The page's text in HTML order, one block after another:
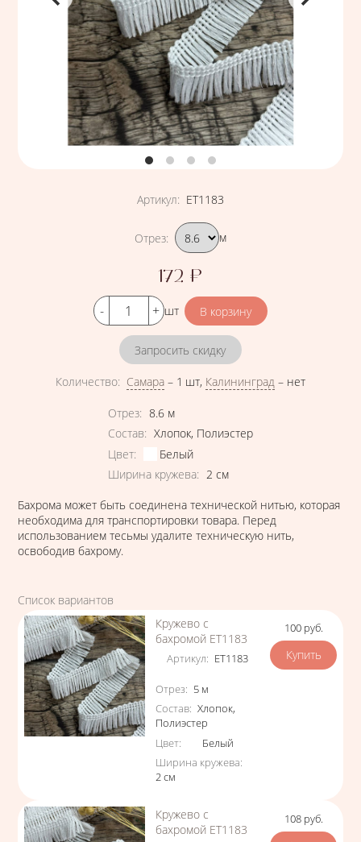
Артикул: ЕТ1183
Подобрать вариант
Отрез: м
Цена
172 ₽
Кол-во шт
Запросить скидку
Количество: Самара – 1 шт, Калининград – нет
Характеристики
Отрез: 8.6 м
Состав: Хлопок, Полиэстер
Цвет:
Белый
Ширина кружева: 2 см
Бахрома может быть соединена технической нитью, которая
необходима для транспортировки товара. Перед
использованием тесьмы удалите техническую нить,
освободив бахрому.
Список вариантов
Кружево с
бахромой ЕТ1183
Артикул: ЕТ1183
Характеристики
Отрез: 5 м
Состав: Хлопок,
Полиэстер
Цвет:
Белый
Ширина кружева:
2см
Цена
100 руб.
Кружево с
бахромой ЕТ1183
Цена
108 руб.